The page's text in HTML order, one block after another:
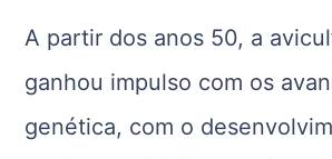
A partir dos anos 50, a
ganhou impulso com os
genética, com o